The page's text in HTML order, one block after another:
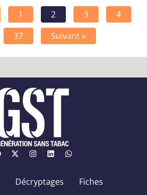
1 2 3
4
37 Suivant »
Décryptages
Fiches